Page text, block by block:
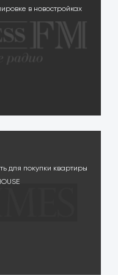
в новостройках
для покупки квартиры